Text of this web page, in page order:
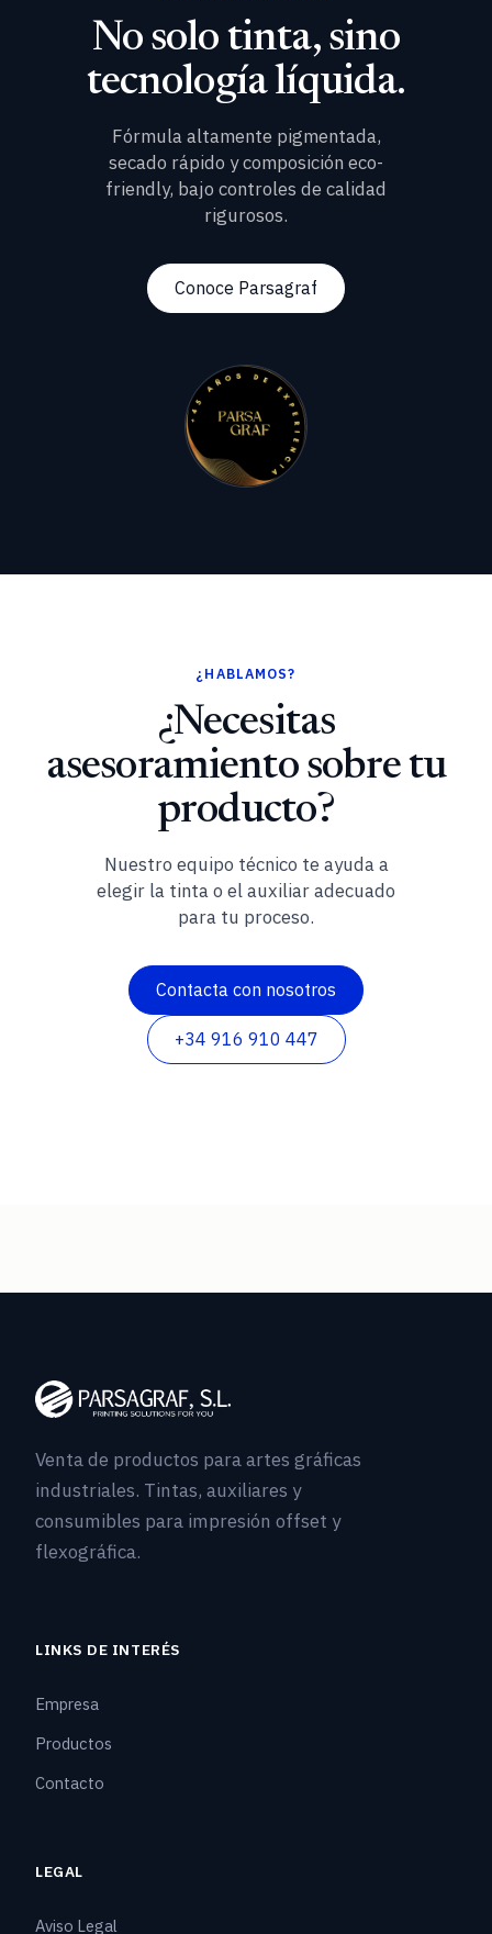
No solo tinta, sino
tecnología líquida.
Fórmula altamente pigmentada,
secado rápido y composición eco-
friendly, bajo controles de calidad
rigurosos.
Conoce Parsagraf
¿HABLAMOS?
¿Necesitas
asesoramiento sobre tu
producto?
Nuestro equipo técnico te ayuda a
elegir la tinta o el auxiliar adecuado
para tu proceso.
Contacta con nosotros
+34 916 910 447
Venta de productos para artes gráficas
industriales. Tintas, auxiliares y
consumibles para impresión offset y
flexográfica.
LINKS DE INTERÉS
Empresa
Productos
Contacto
LEGAL
Aviso Legal